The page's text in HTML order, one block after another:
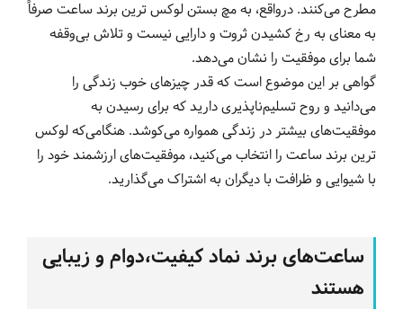
مطرح می‌کنند. درواقع، به مچ بستن لوکس ترین برند ساعت صرفاً
به معنای به رخ کشیدن ثروت و دارایی نیست و تلاش بی‌وقفه
شما برای موفقیت را نشان می‌دهد.
گواهی بر این موضوع است که قدر چیزهای خوب زندگی را
می‌دانید و روح تسلیم‌ناپذیری دارید که برای رسیدن به
موفقیت‌های بیشتر در زندگی همواره می‌کوشد. هنگامی‌که لوکس
ترین برند ساعت را انتخاب می‌کنید، موفقیت‌های ارزشمند خود را
با شیوایی و ظرافت با دیگران به اشتراک می‌گذارید.
ساعت‌های برند نماد کیفیت،‌دوام و زیبایی
هستند